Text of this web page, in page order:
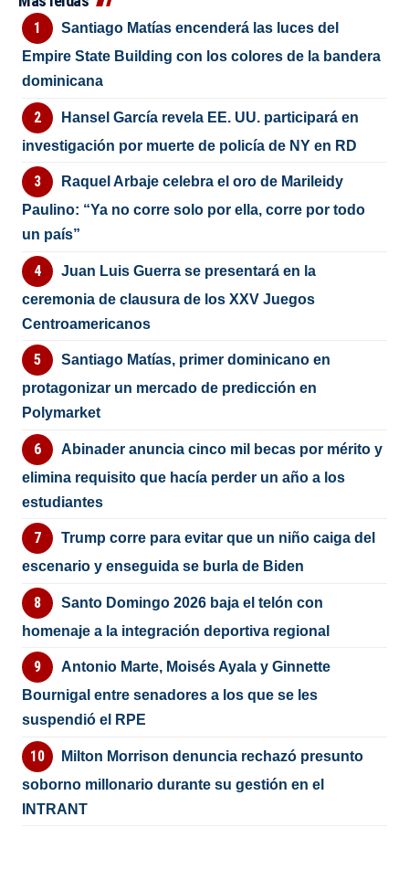
Santiago Matías encenderá las luces del
Empire State Building con los colores de la bandera
dominicana
Hansel García revela EE. UU. participará en
investigación por muerte de policía de NY en RD
Raquel Arbaje celebra el oro de Marileidy
Paulino: “Ya no corre solo por ella, corre por todo
un país”
Juan Luis Guerra se presentará en la
ceremonia de clausura de los XXV Juegos
Centroamericanos
Santiago Matías, primer dominicano en
protagonizar un mercado de predicción en
Polymarket
Abinader anuncia cinco mil becas por mérito y
elimina requisito que hacía perder un año a los
estudiantes
Trump corre para evitar que un niño caiga del
escenario y enseguida se burla de Biden
Santo Domingo 2026 baja el telón con
homenaje a la integración deportiva regional
Antonio Marte, Moisés Ayala y Ginnette
Bournigal entre senadores a los que se les
suspendió el RPE
Milton Morrison denuncia rechazó presunto
soborno millonario durante su gestión en el
INTRANT